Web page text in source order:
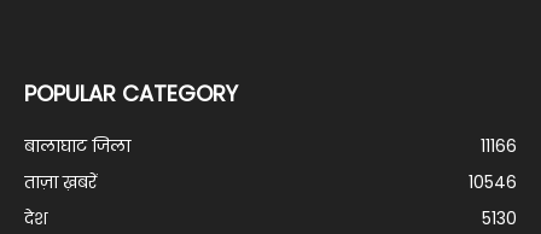
POPULAR CATEGORY
बालाघाट जिला
11166
ताज़ा ख़बरें
10546
देश
5130